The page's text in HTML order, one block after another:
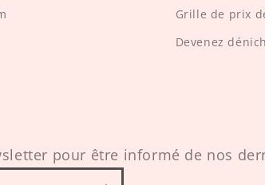
Grille de prix
Devenez
pour être informé de nos